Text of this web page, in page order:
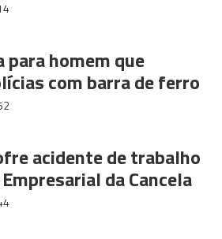
para homem que
com barra de ferro
acidente de trabalho
da Cancela